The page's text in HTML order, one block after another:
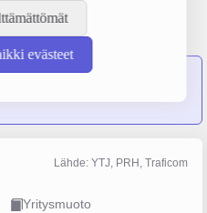
evästeet
Päättäjätiedot
Lähde: YTJ, PRH, Traficom
Yritysmuoto